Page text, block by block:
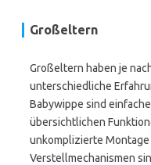
Großeltern
Großeltern haben je
unterschiedliche
Babywippe sind
übersichtlichen
unkomplizierte
Verstellmechanismen